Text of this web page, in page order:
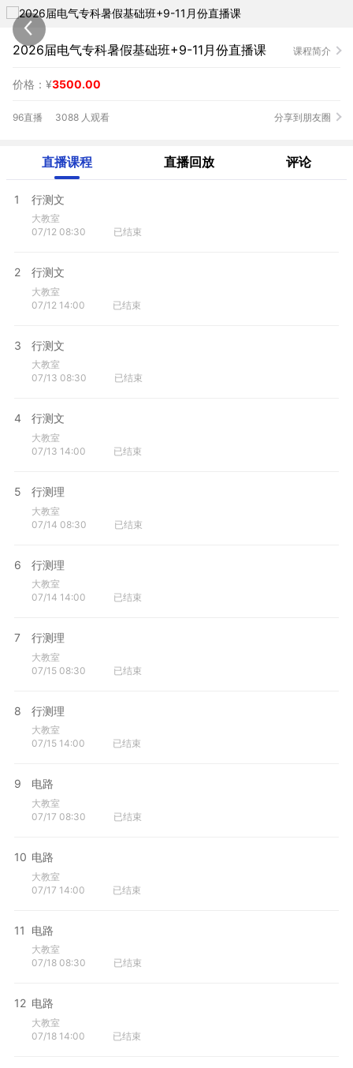
2026届电气专科暑假基础班+9-11月份直播课 课程简介
价格：¥3500.00
96直播 3088 人观看 分享到朋友圈
直播课程 直播回放 评论
1 行测文
大教室
07/12 08:30
已结束
2 行测文
大教室
07/12 14:00
已结束
3 行测文
大教室
07/13 08:30
已结束
4 行测文
大教室
07/13 14:00
已结束
5 行测理
大教室
07/14 08:30
已结束
6 行测理
大教室
07/14 14:00
已结束
7 行测理
大教室
07/15 08:30
已结束
8 行测理
大教室
07/15 14:00
已结束
9 电路
大教室
07/17 08:30
已结束
10 电路
大教室
07/17 14:00
已结束
11 电路
大教室
07/18 08:30
已结束
12 电路
大教室
07/18 14:00
已结束